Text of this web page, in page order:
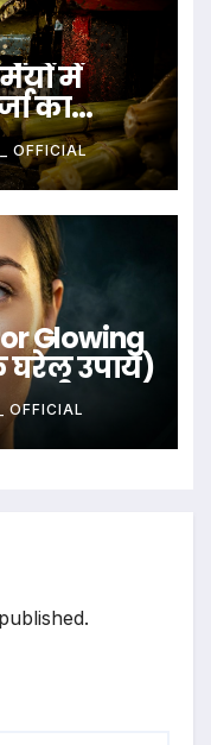
में
का
OFFICIAL
Glowing
घरेलू उपाय)
OFFICIAL